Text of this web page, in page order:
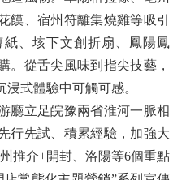
饃、宿州符離集燒雞等吸引
、垓下文創折扇、鳳陽鳳
。從舌尖風味到指尖技藝，
式體驗中可觸可感。
立足皖豫兩省淮河一脈相
行先試、積累經驗，加強大
推介+開封、洛陽等6個重點